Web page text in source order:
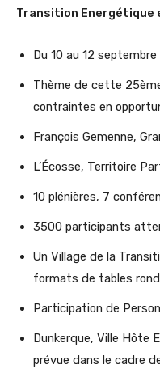
Transition Energétique
Du 10 au 12
Thème de cette
contraintes en
François Gemenne,
L’Écosse, Territoire
10 plénières, 7
3500 participants
Un Village de la
formats de tables
Participation de
Dunkerque, Ville Hôte
prévue dans le cadre